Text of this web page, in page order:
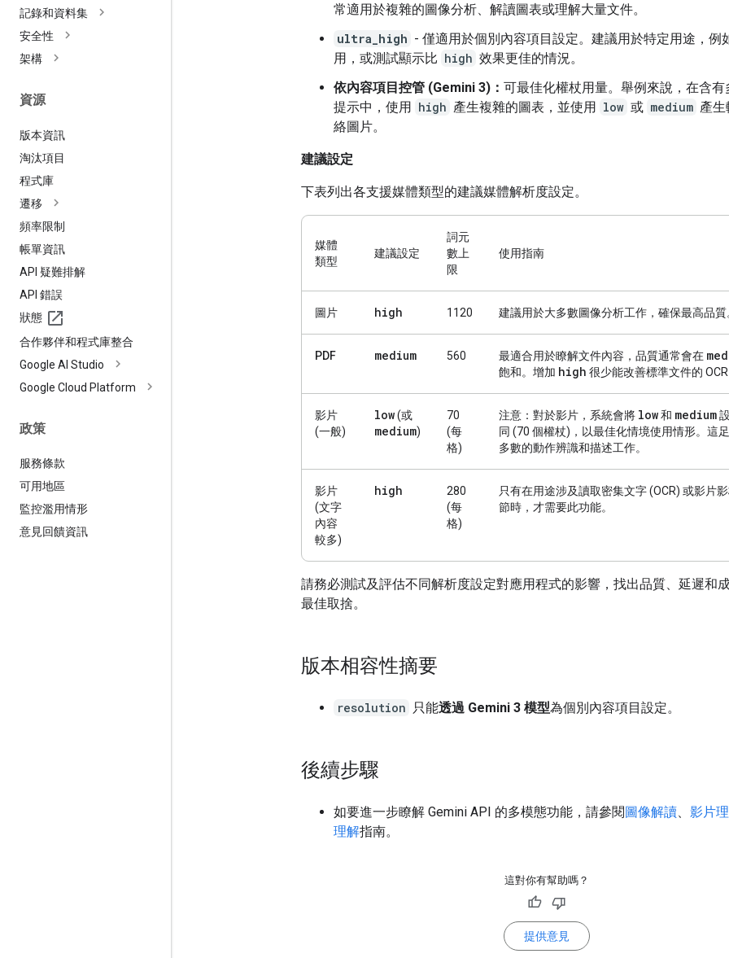
記錄和資料集
安全性
架構
資源
版本資訊
淘汰項目
程式庫
遷移
頻率限制
帳單資訊
API 疑難排解
API 錯誤
狀態
合作夥伴和程式庫整合
Google AI Studio
Google Cloud Platform
政策
服務條款
可用地區
監控濫用情形
意見回饋資訊
常適用於複雜的圖像分析、解讀圖表或理解大量文件。
ultra_high - 僅適用於個別內容項目設定。建議用於特定用途，例
用，或測試顯示比 high 效果更佳的情況。
依內容項目控管 (Gemini 3)： 可最佳化權杖用量。舉例來說，在含有
提示中，使用 high 產生複雜的圖表，並使用 low 或 medium 產
絡圖片。
建議設定
下表列出各支援媒體類型的建議媒體解析度設定。
媒體
類型
建議設定
詞元
數上
限
使用指南
圖片 high 1120 建議用於大多數圖像分析工作，確保最高品質
PDF medium 560 最適合用於瞭解文件內容，品質通常會在
飽和。增加 high 很少能改善標準文件的 OCR
影片
(一般)
low(或
medium)
70
(每
格)
注意： 對於影片，系統會將 low和 medium
同 (70 個權杖)，以最佳化情境使用情形。這
多數的動作辨識和描述工作。
影片
(文字
內容
較多)
high
280
(每
格)
只有在用途涉及讀取密集文字 (OCR) 或影片
節時，才需要此功能。
請務必測試及評估不同解析度設定對應用程式的影響，找出品質、延遲和
最佳取捨。
版本相容性摘要
resolution 只能透過 Gemini 3 模型為個別內容項目設定。
後續步驟
如要進一步瞭解 Gemini API 的多模態功能，請參閱圖像解讀、 影片
理解指南。
這對你有幫助嗎？
提供意見